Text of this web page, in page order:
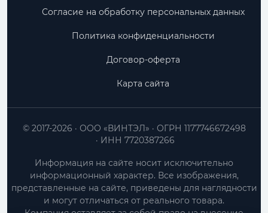
Согласие на обработку персональных данных
Политика конфиденциальности
Договор-оферта
Карта сайта
ООО «ВИНТЭЛ»
ОГРН 1177746672498
ИНН 7720387266
© 2017-2026
Информация на сайте носит исключительно
информационный характер. Все изображения,
представленные на сайте, приведены для наглядности
и могут отличаться от реального товара.